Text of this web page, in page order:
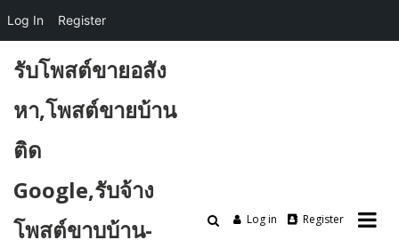
content
รับโพสต์ขายอสัง
หา,โพสต์ขายบ้าน
ติด
Google,รับจ้าง
โพสต์ขาบบ้าน-
Log in Register
Log In Register